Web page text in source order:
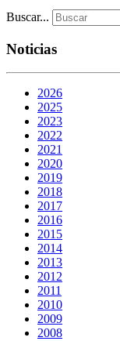
Buscar...
Noticias
2026
2025
2023
2022
2021
2020
2019
2018
2017
2016
2015
2014
2013
2012
2011
2010
2009
2008